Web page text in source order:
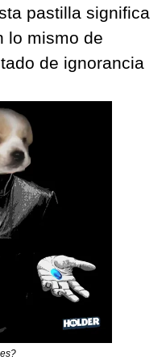
pastilla significa
lo mismo de
de ignorancia